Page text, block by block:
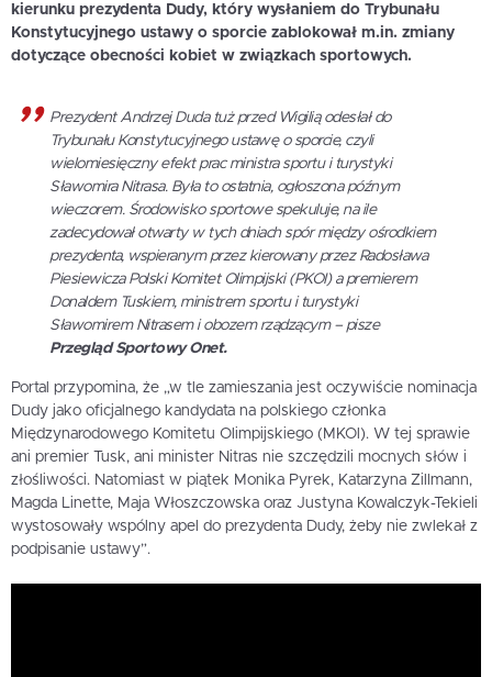
kierunku prezydenta Dudy, który wysłaniem do Trybunału
Konstytucyjnego ustawy o sporcie zablokował m.in. zmiany
dotyczące obecności kobiet w związkach sportowych.
Prezydent Andrzej Duda tuż przed Wigilią odesłał do
Trybunału Konstytucyjnego ustawę o sporcie, czyli
wielomiesięczny efekt prac ministra sportu i turystyki
Sławomira Nitrasa. Była to ostatnia, ogłoszona późnym
wieczorem. Środowisko sportowe spekuluje, na ile
zadecydował otwarty w tych dniach spór między ośrodkiem
prezydenta, wspieranym przez kierowany przez Radosława
Piesiewicza Polski Komitet Olimpijski (PKOI) a premierem
Donaldem Tuskiem, ministrem sportu i turystyki
Sławomirem Nitrasem i obozem rządzącym – pisze
Przegląd Sportowy Onet.
Portal przypomina, że „w tle zamieszania jest oczywiście nominacja
Dudy jako oficjalnego kandydata na polskiego członka
Międzynarodowego Komitetu Olimpijskiego (MKOl). W tej sprawie
ani premier Tusk, ani minister Nitras nie szczędzili mocnych słów i
złośliwości. Natomiast w piątek Monika Pyrek, Katarzyna Zillmann,
Magda Linette, Maja Włoszczowska oraz Justyna Kowalczyk-Tekieli
wystosowały wspólny apel do prezydenta Dudy, żeby nie zwlekał z
podpisanie ustawy”.